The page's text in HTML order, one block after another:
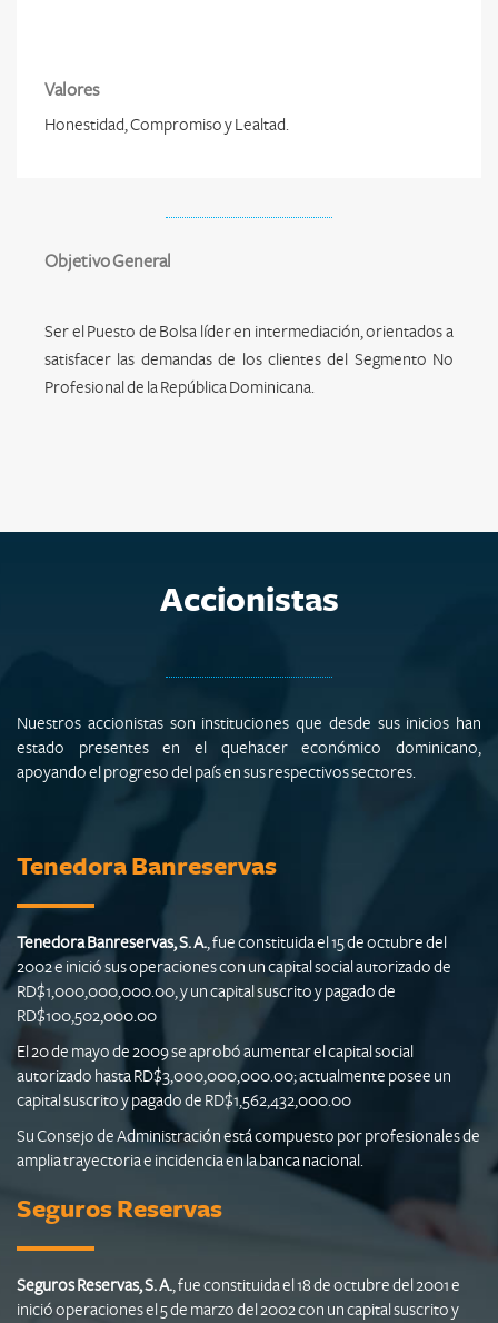
Valores
Honestidad, Compromiso y Lealtad.
Objetivo General
Ser el Puesto de Bolsa líder en intermediación, orientados a
satisfacer las demandas de los clientes del Segmento No
Profesional de la República Dominicana.
Accionistas
Nuestros accionistas son instituciones que desde sus inicios han
estado presentes en el quehacer económico dominicano,
apoyando el progreso del país en sus respectivos sectores.
Tenedora Banreservas
Tenedora Banreservas, S. A., fue constituida el 15 de octubre del
2002 e inició sus operaciones con un capital social autorizado de
RD$1,000,000,000.00, y un capital suscrito y pagado de
RD$100,502,000.00
El 20 de mayo de 2009 se aprobó aumentar el capital social
autorizado hasta RD$3,000,000,000.00; actualmente posee un
capital suscrito y pagado de RD$1,562,432,000.00
Su Consejo de Administración está compuesto por profesionales de
amplia trayectoria e incidencia en la banca nacional.
Seguros Reservas
Seguros Reservas, S. A., fue constituida el 18 de octubre del 2001 e
inició operaciones el 5 de marzo del 2002 con un capital suscrito y